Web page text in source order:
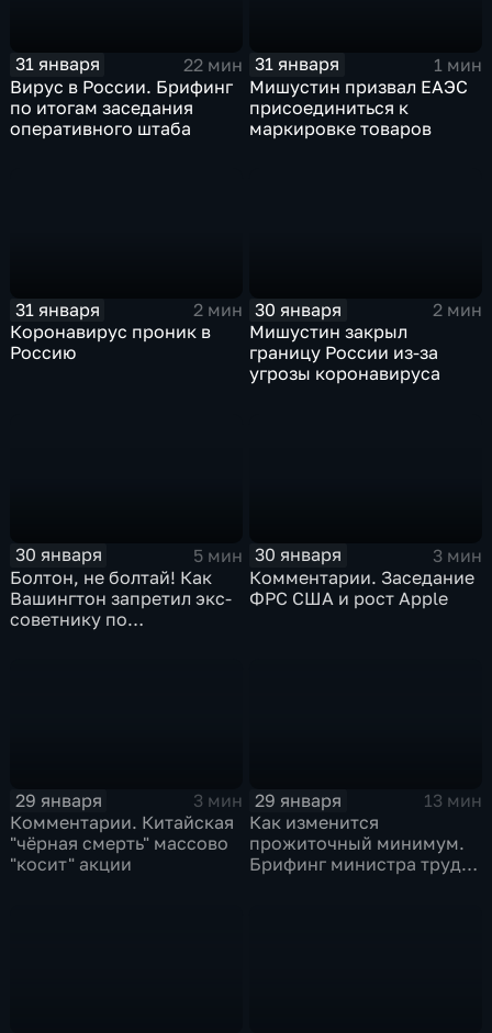
31 января
22 мин
Вирус в России. Брифинг
по итогам заседания
оперативного штаба
31 января
1 мин
Мишустин призвал ЕАЭС
присоединиться к
маркировке товаров
31 января
2 мин
Коронавирус проник в
Россию
30 января
2 мин
Мишустин закрыл
границу России из-за
угрозы коронавируса
30 января
5 мин
Болтон, не болтай! Как
Вашингтон запретил экс-
советнику по
30 января
3 мин
Комментарии. Заседание
ФРС США и рост Apple
29 января
3 мин
Комментарии. Китайская
"чёрная смерть" массово
"косит" акции
29 января
13 мин
Как изменится
прожиточный минимум.
Брифинг министра труда